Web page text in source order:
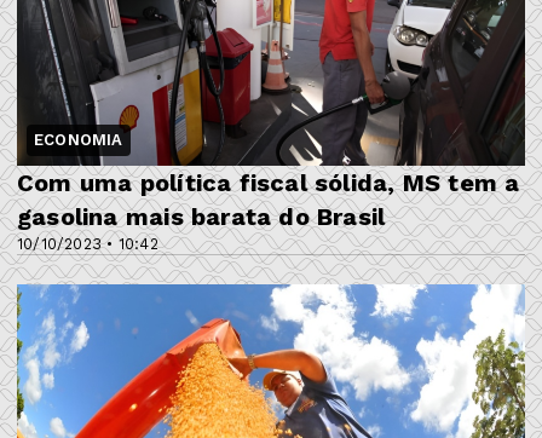
ECONOMIA
10/10/2023 • 10:42
Com uma política fiscal sólida, MS tem a
gasolina mais barata do Brasil